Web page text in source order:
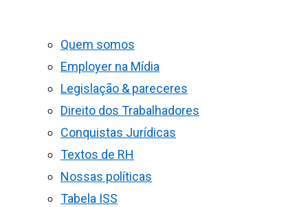
Quem somos
Employer na Mídia
Legislação & pareceres
Direito dos Trabalhadores
Conquistas Jurídicas
Textos de RH
Nossas políticas
Tabela ISS